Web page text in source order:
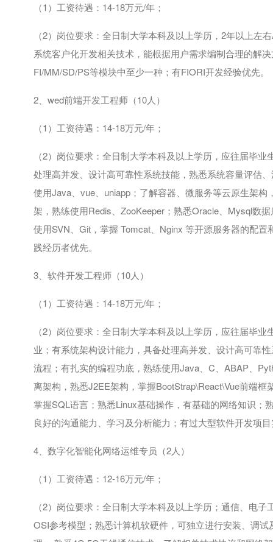
（1）工资待遇： 14-18万元/年；
（2）岗位要求：全日制大学本科及以上学历， 2年以上左右
系统客户化开发相关技术，能根据用户需求编制合理的解
FI/MM/SD/PS等模块中至少一种；有FIORI开发经验优先。
2、 wed前端开发工程师（10人）
（1）工资待遇： 14-18万元/年；
（2）岗位要求：全日制大学本科及以上学历，应往届毕
处理高并发、设计高可靠性系统技能，熟悉系统容量评估
使用Java vue uniapp ；了解容器、微服务等云原生架
架，熟练使用Redis ZooKeeper ；熟悉Oracle Mysql数据
使用SVN Git ，掌握 Tomcat Nginx 等开源服务器的配置
践经历者优先。
3、软件开发工程师（10人）
（1）工资待遇： 14-18万元/年；
（2）岗位要求：全日制大学本科及以上学历，应往届毕
业；有系统架构设计能力，具备处理高并发、设计高可靠
流程；有扎实的编程功底，熟练使用Java C ABAP
离架构，熟悉J2EE架构，掌握BootStrap\React\Vue前端框
掌握SQL语言；熟悉Linux基础操作，有基础的网络知识；
良好的沟通能力、学习及分析能力；有过大型软件开发项
4、数字化智能化网络运维专员（2人）
（1）工资待遇： 12-16万元/年；
（2）岗位要求：全日制大学本科及以上学历；通信、电
OSI参考模型；熟悉计算机软硬件，可独立进行安装、调